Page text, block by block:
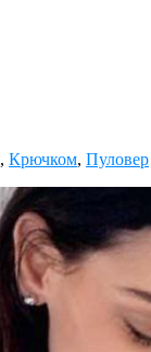
, Крючком, Пуловер